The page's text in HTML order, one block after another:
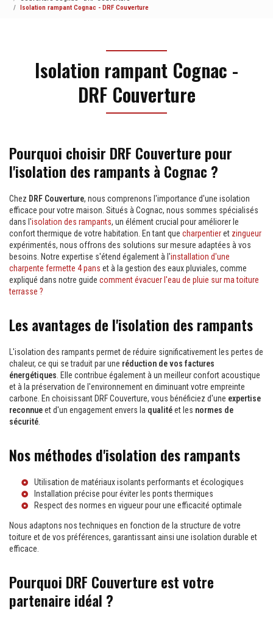
Isolation rampant Cognac - DRF Couverture
Isolation rampant Cognac -
DRF Couverture
Pourquoi choisir DRF Couverture pour
l'isolation des rampants à Cognac ?
Chez DRF Couverture, nous comprenons l'importance d'une isolation
efficace pour votre maison. Situés à Cognac, nous sommes spécialisés
dans l'isolation des rampants, un élément crucial pour améliorer le
confort thermique de votre habitation. En tant que charpentieret zingueur
expérimentés, nous offrons des solutions sur mesure adaptées à vos
besoins. Notre expertise s'étend également à l'installation d'une
charpente fermette 4 pans et à la gestion des eaux pluviales, comme
expliqué dans notre guide comment évacuer l'eau de pluie sur ma toiture
terrasse ?
Les avantages de l'isolation des rampants
L'isolation des rampants permet de réduire significativement les pertes de
chaleur, ce qui se traduit par une réduction de vos factures
énergétiques . Elle contribue également à un meilleur confort acoustique
et à la préservation de l'environnement en diminuant votre empreinte
carbone. En choisissant DRF Couverture, vous bénéficiez d'une expertise
reconnueet d'un engagement envers la qualitéet les normes de
sécurité
Nos méthodes d'isolation des rampants
Utilisation de matériaux isolants performants et écologiques
Installation précise pour éviter les ponts thermiques
Respect des normes en vigueur pour une efficacité optimale
Nous adaptons nos techniques en fonction de la structure de votre
toiture et de vos préférences, garantissant ainsi une isolation durable et
efficace.
Pourquoi DRF Couverture est votre
partenaire idéal ?